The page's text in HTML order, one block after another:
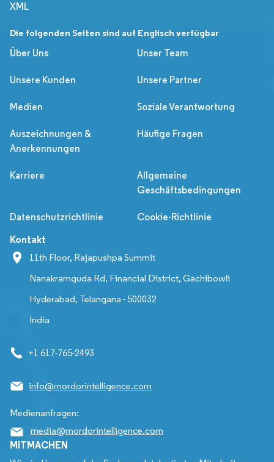
XML
Die folgenden Seiten sind auf Englisch verfügbar
Über Uns
Unser Team
Unsere Kunden Unsere Partner
Medien Soziale Verantwortung
Auszeichnungen &
Anerkennungen
Häufige Fragen
Karriere
Allgemeine
Geschäftsbedingungen
Datenschutzrichtlinie Cookie-Richtlinie
Kontakt
11th Floor, Rajapushpa Summit
Nanakramguda Rd, Financial District, Gachibowli
Hyderabad, Telangana - 500032
India
+1 617-765-2493
info@mordorintelligence.com
Medienanfragen:
media@mordorintelligence.com
MITMACHEN